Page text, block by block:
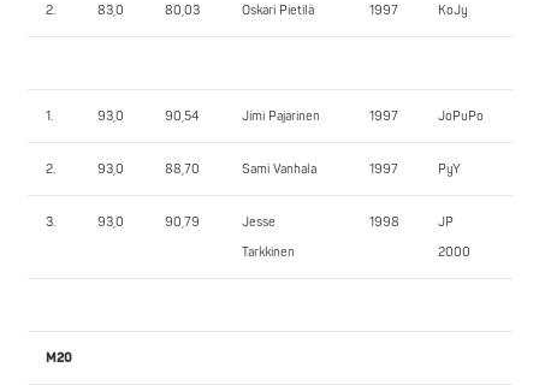
2. 83,0 80,03 Oskari Pietilä 1997 KoJy
1. 93,0 90,54 Jimi Pajarinen 1997 JoPuPo
2. 93,0 88,70 Sami Vanhala 1997 PyY
3. 93,0 90,79
Jesse
Tarkkinen
1998
JP
2000
M20